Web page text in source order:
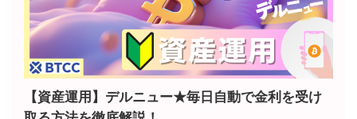
【資産運用】デルニュー★毎日自動で金利を受け